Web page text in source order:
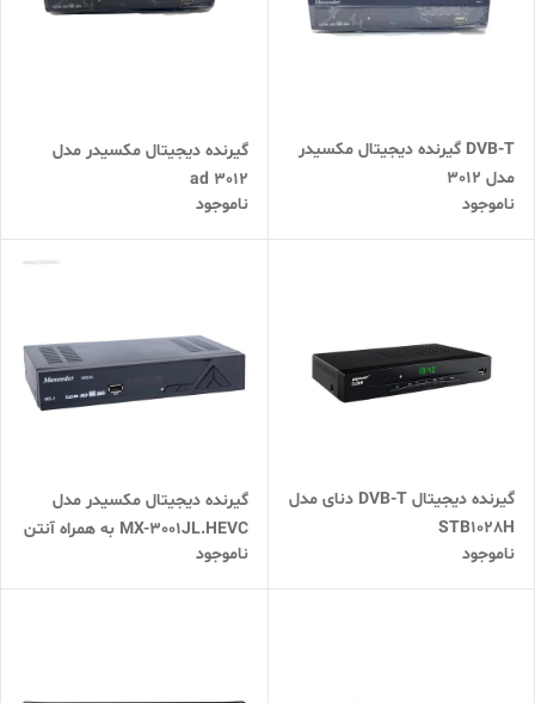
DVB-T گیرنده دیجیتال مکسیدر
مدل 3012
ناموجود
گیرنده دیجیتال مکسیدر مدل
3012 ad
ناموجود
گیرنده دیجیتال DVB-T دنای مدل
STB1028H
ناموجود
گیرنده دیجیتال مکسیدر مدل
MX-3001JL.HEVC به همراه آنتن
رومیزی امگا
ناموجود